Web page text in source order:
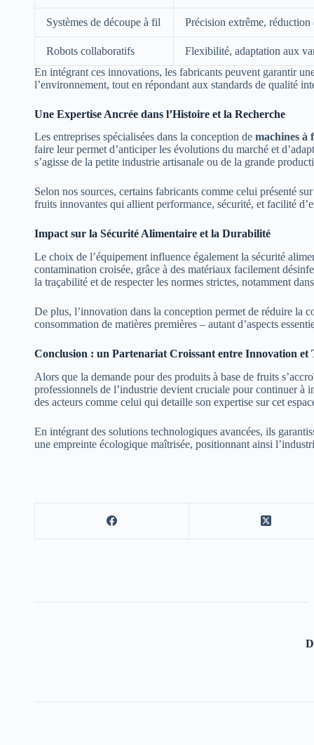
Systèmes de découpe à fil Précision extrême, réduction
Robots collaboratifs
Flexibilité, adaptation aux
En intégrant ces innovations, les fabricants peuvent garantir
l’environnement, tout en répondant aux standards de qualité
Une Expertise Ancrée dans l’Histoire et la Recherche
Les entreprises spécialisées dans la conception de machines à
faire leur permet d’anticiper les évolutions du marché et
s’agisse de la petite industrie artisanale ou de la grande
Selon nos sources, certains fabricants comme celui présenté
fruits innovantes qui allient performance, sécurité, et facilité
Impact sur la Sécurité Alimentaire et la Durabilité
Le choix de l’équipement influence également la sécurité
contamination croisée, grâce à des matériaux facilement
la traçabilité et de respecter les normes strictes, notamment
De plus, l’innovation dans la conception permet de réduire la
consommation de matières premières – autant d’aspects
Conclusion : un Partenariat Croissant entre Innovation et
Alors que la demande pour des produits à base de fruits
professionnels de l’industrie devient cruciale pour continuer à
des acteurs comme celui qui detaille son expertise sur cet
En intégrant des solutions technologiques avancées, ils
une empreinte écologique maîtrisée, positionnant ainsi